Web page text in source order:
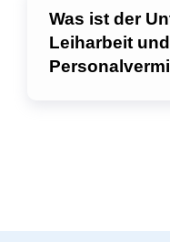
Was ist der
Leiharbeit und